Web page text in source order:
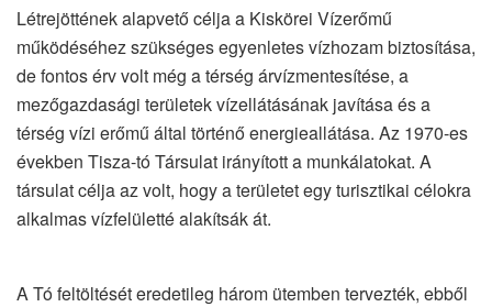
Létrejöttének alapvető célja a Kiskörei Vízerőmű
működéséhez szükséges egyenletes vízhozam biztosítása,
de fontos érv volt még a térség árvízmentesítése, a
mezőgazdasági területek vízellátásának javítása és a
térség vízi erőmű által történő energieallátása. Az 1970-es
években Tisza-tó Társulat irányított a munkálatokat. A
társulat célja az volt, hogy a területet egy turisztikai célokra
alkalmas vízfelületté alakítsák át.
A Tó feltöltését eredetileg három ütemben tervezték, ebből